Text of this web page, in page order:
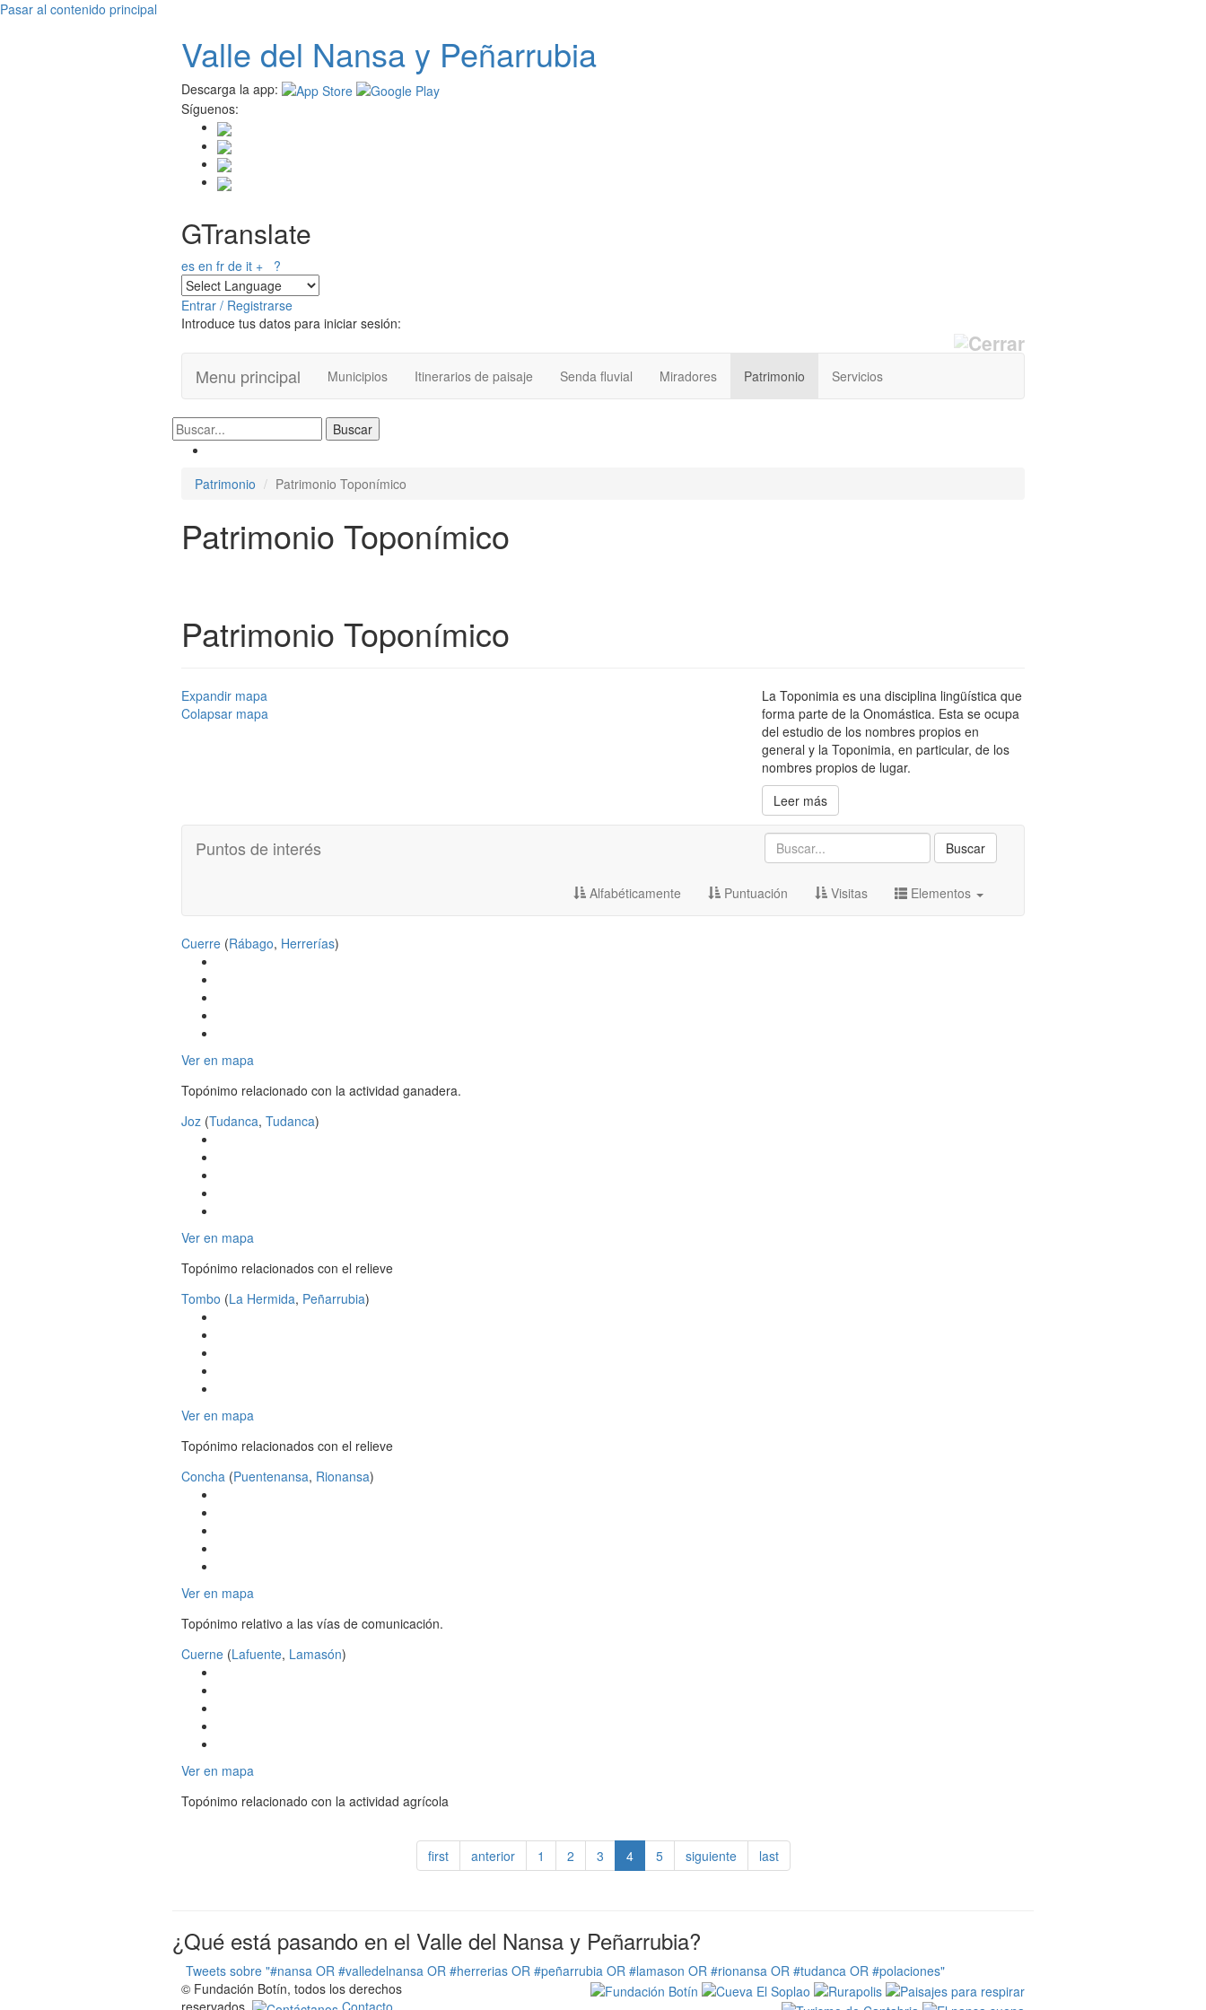
Pasar al contenido principal
Valle del Nansay Peñarrubia
Descarga la app:
Síguenos:
GTranslate
es en fr de it + ?
Entrar / Registrarse
Introduce tus datos para iniciar sesión:
Menu principal Municipios Itinerarios de paisaje Senda fluvial Miradores Patrimonio Servicios
Patrimonio Patrimonio Toponímico
Patrimonio Toponímico
Patrimonio Toponímico
Expandir mapa
Colapsar mapa
La Toponimia es una disciplina lingüística que
forma parte de la Onomástica. Esta se ocupa
del estudio de los nombres propios en
general y la Toponimia, en particular, de los
nombres propios de lugar.
Leer más
Puntos de interés Buscar
Alfabéticamente Puntuación Visitas Elementos
Cuerre (Rábago, Herrerías)
Ver en mapa
Topónimo relacionado con la actividad ganadera.
Joz (Tudanca, Tudanca)
Ver en mapa
Topónimo relacionados con el relieve
Tombo (La Hermida, Peñarrubia)
Ver en mapa
Topónimo relacionados con el relieve
Concha (Puentenansa, Rionansa)
Ver en mapa
Topónimo relativo a las vías de comunicación.
Cuerne (Lafuente, Lamasón)
Ver en mapa
Topónimo relacionado con la actividad agrícola
first anterior 1 2 3 4 5 siguiente last
¿Qué está pasando en el Valle del Nansa y Peñarrubia?
Tweets sobre "#nansa OR #valledelnansa OR #herrerias OR #peñarrubia OR #lamason OR #rionansa OR #tudanca OR #polaciones"
© Fundación Botín, todos los derechos